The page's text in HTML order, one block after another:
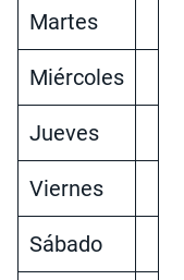
Martes
Miércoles
Jueves
Viernes
Sábado